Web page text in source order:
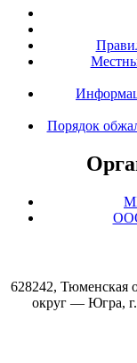
Порядок
628242, Тюменская
округ — Югра,